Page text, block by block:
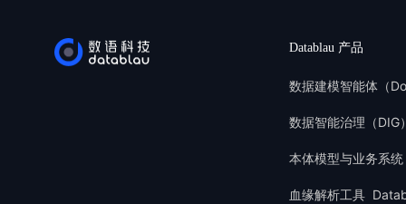
Datablau 产品
数据建模智能体（
数据智能治理（DIG
本体模型与业务系
血缘解析工具